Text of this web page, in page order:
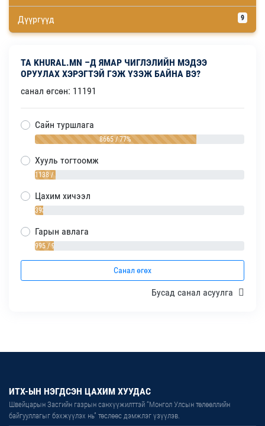
Дүүргүүд 9
ТА KHURAL.MN –Д ЯМАР ЧИГЛЭЛИЙН МЭДЭЭ
ОРУУЛАХ ХЭРЭГТЭЙ ГЭЖ ҮЗЭЖ БАЙНА ВЭ?
санал өгсөн: 11191
Сайн туршлага
8665 / 77%
Хууль тогтоомж
1138 / 10%
Цахим хичээл
393 / 4%
Гарын авлага
995 / 9%
Санал өгөх
Бусад санал асуулга
ИТХ-ЫН НЭГДСЭН ЦАХИМ ХУУДАС
Швейцарын Засгийн газрын санхүүжилттэй “Монгол Улсын төлөөллийн
байгууллагыг бэхжүүлэх нь” төслөөс дэмжлэг үзүүлэв.